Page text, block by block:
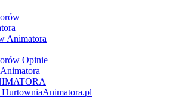
Animatora
Opinie
HurtowniaAnimatora.pl